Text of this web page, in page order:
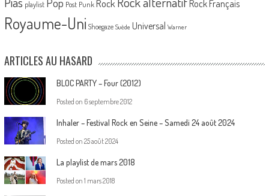
playlist Post Punk Rock Rock Français
Royaume-Uni Shoegaze Suède Universal Warner
ARTICLES AU HASARD
BLOC PARTY – Four (2012)
Posted on 6 septembre 2012
Inhaler – Festival Rock en Seine – Samedi 24 août 2024
Posted on 25 août 2024
La playlist de mars 2018
Posted on 1 mars 2018